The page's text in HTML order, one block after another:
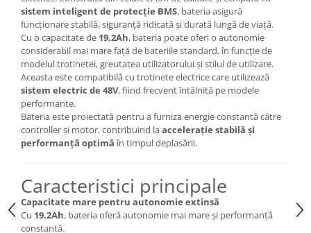
sistem inteligent de protecție BMS, bateria asigură
funcționare stabilă, siguranță ridicată și durată lungă de viață.
Cu o capacitate de 19.2Ah, bateria poate oferi o autonomie
considerabil mai mare față de bateriile standard, în funcție de
modelul trotinetei, greutatea utilizatorului și stilul de utilizare.
Aceasta este compatibilă cu trotinete electrice care utilizează
sistem electric de 48V, fiind frecvent întâlnită pe modele
performante.
Bateria este proiectată pentru a furniza energie constantă către
controller și motor, contribuind laaccelerație stabilă și
performanță optimăîn timpul deplasării.
Caracteristici principale
Capacitate mare pentru autonomie extinsă
Cu 19.2Ah, bateria oferă autonomie mai mare și performanță
constantă.